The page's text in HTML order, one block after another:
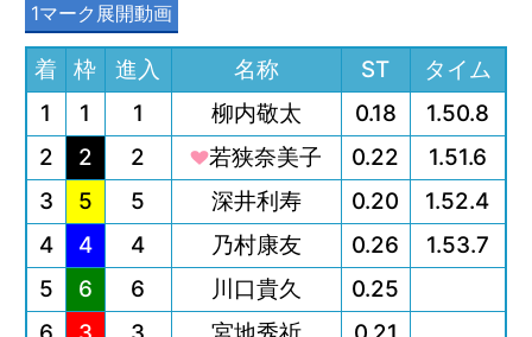
1マーク展開動画
着 枠 進入 名称 ST
タイム
1
1 1 柳内敬太 0.18
1.50.8
2
2 2 若狭奈美子 0.22
1.51.6
3
5 5 深井利寿 0.20
1.52.4
4
4 4 乃村康友 0.26
1.53.7
5
6 6 川口貴久
0.25